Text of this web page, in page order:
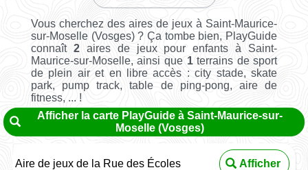
Vous cherchez des aires de jeux à Saint-Maurice-
sur-Moselle (Vosges) ? Ça tombe bien, PlayGuide
connaît 2aires de jeux pour enfants à Saint-
Maurice-sur-Moselle, ainsi que 1terrains de sport
de plein air et en libre accès : city stade, skate
park, pump track, table de ping-pong, aire de
fitness, ... !
Afficher la carte PlayGuide à Saint-Maurice-sur-
Moselle (Vosges)
Aire de jeux de la Rue des Écoles Afficher